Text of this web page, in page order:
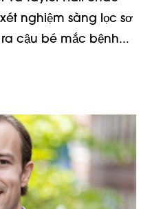
nghiệm sàng lọc sơ
cậu bé mắc bệnh...